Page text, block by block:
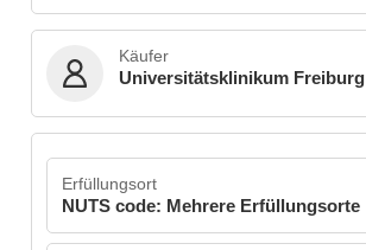
Käufer
Universitätsklinikum Freiburg
Erfüllungsort
NUTS code: Mehrere Erfüllungsorte